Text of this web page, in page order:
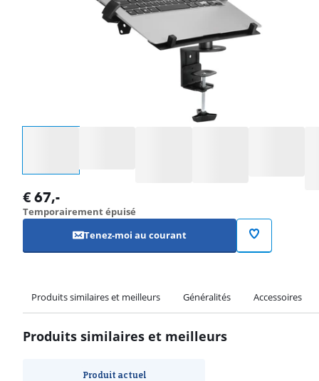
€ 67,-
Temporairement épuisé
Tenez-moi au courant
Produits similaires et meilleurs Généralités Accessoires
Produits similaires et meilleurs
Produit actuel